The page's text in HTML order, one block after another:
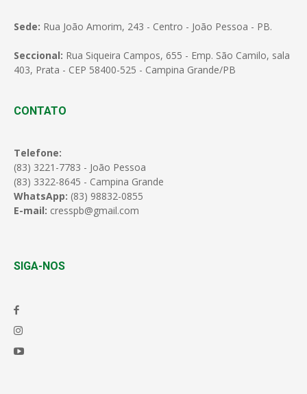
Sede: Rua João Amorim, 243 - Centro - João Pessoa - PB.
Seccional: Rua Siqueira Campos, 655 - Emp. São Camilo, sala
403, Prata - CEP 58400-525 - Campina Grande/PB
CONTATO
Telefone:
(83) 3221-7783 - João Pessoa
(83) 3322-8645 - Campina Grande
WhatsApp: (83) 98832-0855
E-mail: cresspb@gmail.com
SIGA-NOS